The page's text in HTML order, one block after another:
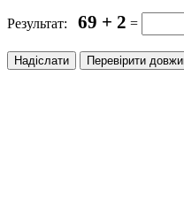
Результат: 69 + 2 =